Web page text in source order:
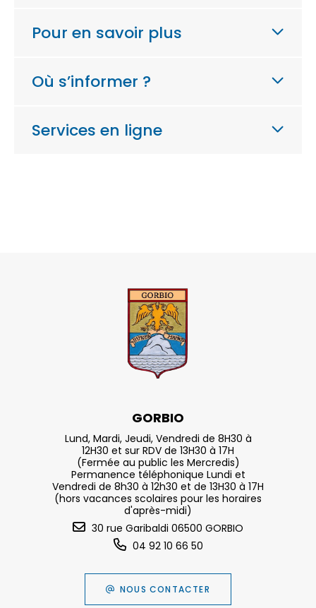
Pour en savoir plus
Où s’informer ?
Services en ligne
GORBIO
Lund, Mardi, Jeudi, Vendredi de 8H30 à
12H30 et sur RDV de 13H30 à 17H
(Fermée au public les Mercredis)
Permanence téléphonique Lundi et
Vendredi de 8h30 à 12h30 et de 13H30 à 17H
(hors vacances scolaires pour les horaires
d'après-midi)
30 rue Garibaldi 06500 GORBIO
04 92 10 66 50
NOUS CONTACTER